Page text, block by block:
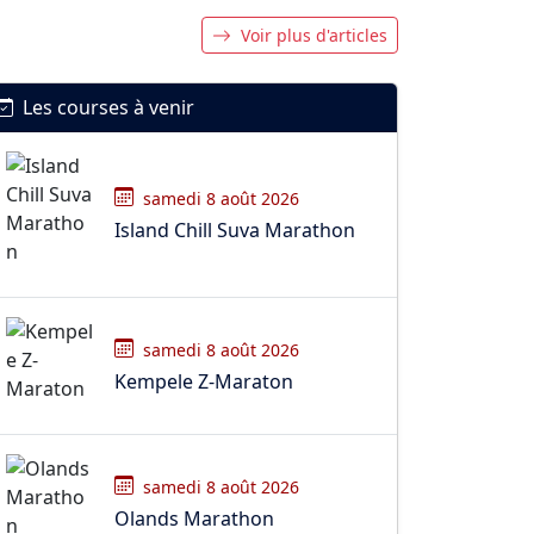
Voir plus d'articles
Les courses à venir
samedi 8 août 2026
Island Chill Suva Marathon
samedi 8 août 2026
Kempele Z-Maraton
samedi 8 août 2026
Olands Marathon